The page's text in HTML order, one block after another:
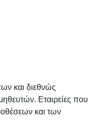
και διεθνώς
Εταιρείες που
και των